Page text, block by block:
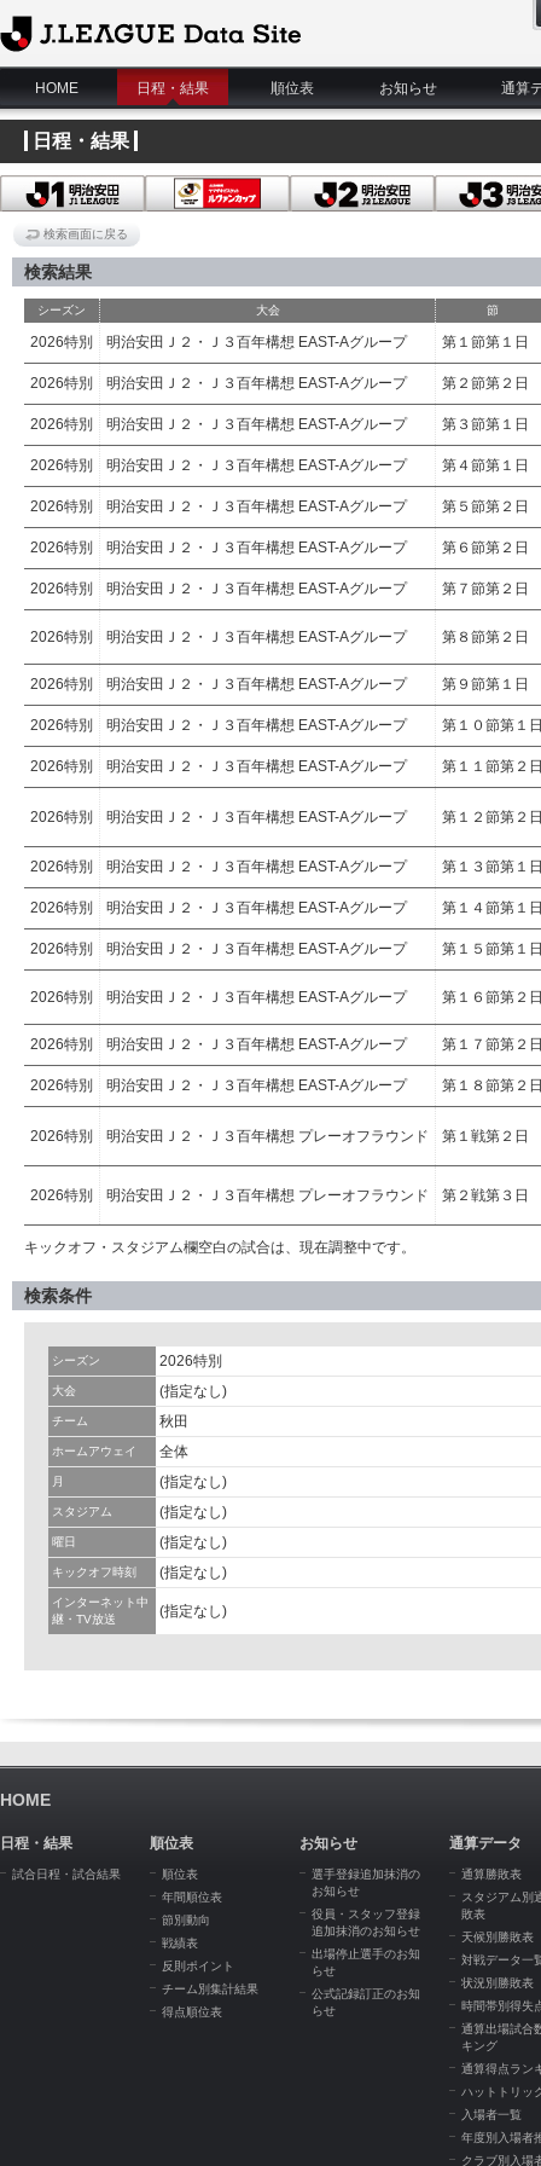
J.League Data Site
HOME
日程・結果 順位表 お知らせ 通算
日程・結果
検索画面に戻る
検索結果
シーズン 大会 節
2026特別 明治安田Ｊ２・Ｊ３百年構想 EAST-Aグループ 第１節第１日
2026特別 明治安田Ｊ２・Ｊ３百年構想 EAST-Aグループ 第２節第２日
2026特別 明治安田Ｊ２・Ｊ３百年構想 EAST-Aグループ 第３節第１日
2026特別 明治安田Ｊ２・Ｊ３百年構想 EAST-Aグループ 第４節第１日
2026特別 明治安田Ｊ２・Ｊ３百年構想 EAST-Aグループ 第５節第２日
2026特別 明治安田Ｊ２・Ｊ３百年構想 EAST-Aグループ 第６節第２日
2026特別 明治安田Ｊ２・Ｊ３百年構想 EAST-Aグループ 第７節第２日
2026特別 明治安田Ｊ２・Ｊ３百年構想 EAST-Aグループ 第８節第２日
2026特別 明治安田Ｊ２・Ｊ３百年構想 EAST-Aグループ 第９節第１日
2026特別 明治安田Ｊ２・Ｊ３百年構想 EAST-Aグループ 第１０節第１
2026特別 明治安田Ｊ２・Ｊ３百年構想 EAST-Aグループ 第１１節第２
2026特別 明治安田Ｊ２・Ｊ３百年構想 EAST-Aグループ 第１２節第２
2026特別 明治安田Ｊ２・Ｊ３百年構想 EAST-Aグループ 第１３節第１
2026特別 明治安田Ｊ２・Ｊ３百年構想 EAST-Aグループ 第１４節第１
2026特別 明治安田Ｊ２・Ｊ３百年構想 EAST-Aグループ 第１５節第１
2026特別 明治安田Ｊ２・Ｊ３百年構想 EAST-Aグループ 第１６節第２
2026特別 明治安田Ｊ２・Ｊ３百年構想 EAST-Aグループ 第１７節第２
2026特別 明治安田Ｊ２・Ｊ３百年構想 EAST-Aグループ 第１８節第２
2026特別 明治安田Ｊ２・Ｊ３百年構想 プレーオフラウンド 第１戦第２日
2026特別 明治安田Ｊ２・Ｊ３百年構想 プレーオフラウンド 第２戦第３日
キックオフ・スタジアム欄空白の試合は、現在調整中です。
検索条件
シーズン 2026特別
大会 (指定なし)
チーム 秋田
ホームアウェイ 全体
月 (指定なし)
スタジアム (指定なし)
曜日 (指定なし)
キックオフ時刻 (指定なし)
インターネット中
継・TV放送
(指定なし)
HOME
日程・結果
試合日程・試合結果
順位表
順位表
年間順位表
節別動向
戦績表
反則ポイント
チーム別集計結果
得点順位表
お知らせ
選手登録追加抹消の
お知らせ
役員・スタッフ登録
追加抹消のお知らせ
出場停止選手のお知
らせ
公式記録訂正のお知
らせ
通算データ
通算勝敗表
スタジアム別
敗表
天候別勝敗表
対戦データ一
状況別勝敗表
時間帯別得失
通算出場試合
キング
通算得点ラン
ハットトリッ
入場者一覧
年度別入場者
クラブ別入場